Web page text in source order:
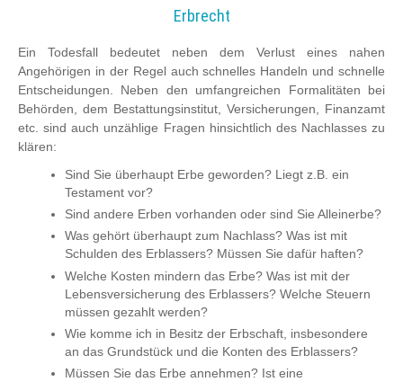
Erbrecht
Ein Todesfall bedeutet neben dem Verlust eines nahen
Angehörigen in der Regel auch schnelles Handeln und schnelle
Entscheidungen. Neben den umfangreichen Formalitäten bei
Behörden, dem Bestattungsinstitut, Versicherungen, Finanzamt
etc. sind auch unzählige Fragen hinsichtlich des Nachlasses zu
klären:
Sind Sie überhaupt Erbe geworden? Liegt z.B. ein
Testament vor?
Sind andere Erben vorhanden oder sind Sie Alleinerbe?
Was gehört überhaupt zum Nachlass? Was ist mit
Schulden des Erblassers? Müssen Sie dafür haften?
Welche Kosten mindern das Erbe? Was ist mit der
Lebensversicherung des Erblassers? Welche Steuern
müssen gezahlt werden?
Wie komme ich in Besitz der Erbschaft, insbesondere
an das Grundstück und die Konten des Erblassers?
Müssen Sie das Erbe annehmen? Ist eine